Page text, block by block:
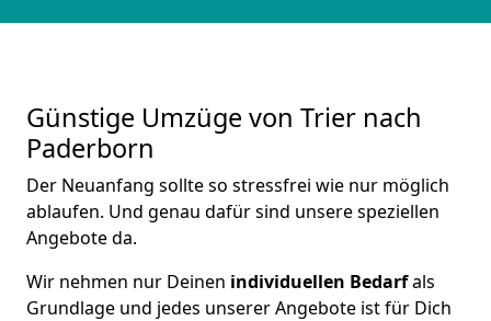
Günstige Umzüge von Trier nach
Paderborn
Der Neuanfang sollte so stressfrei wie nur möglich
ablaufen. Und genau dafür sind unsere speziellen
Angebote da.
Wir nehmen nur Deinen individuellen Bedarfals
Grundlage und jedes unserer Angebote ist für Dich